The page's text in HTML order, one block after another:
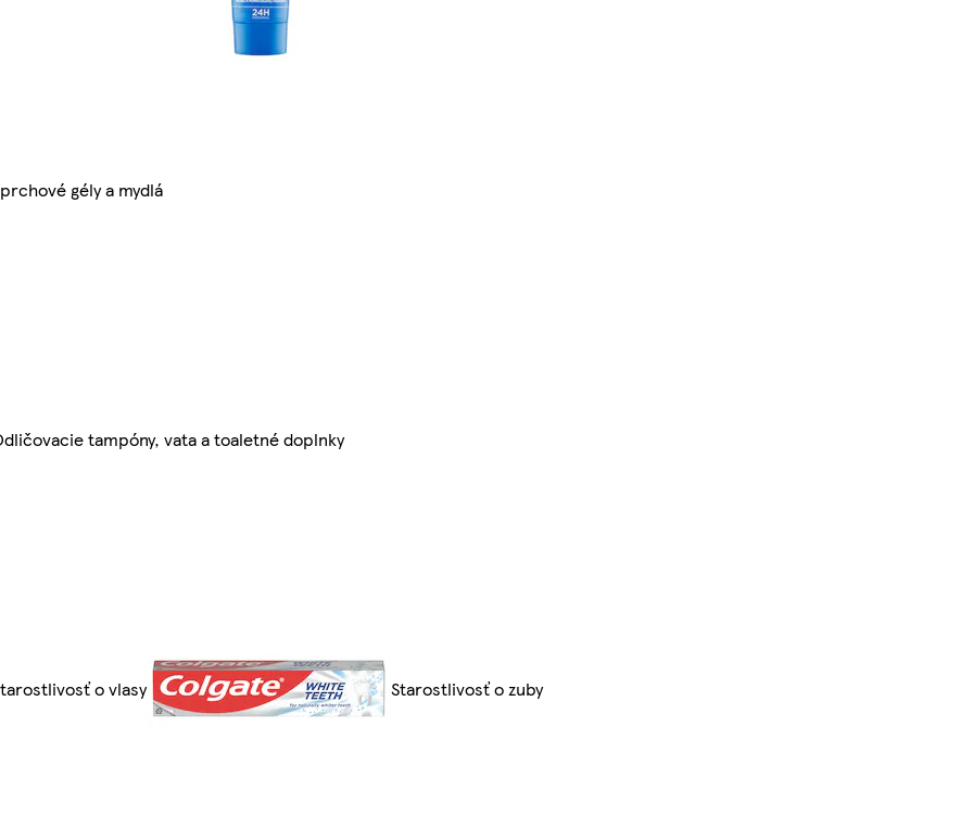
gély a mydlá
tampóny, vata a toaletné doplnky
o vlasy Starostlivosť o zuby